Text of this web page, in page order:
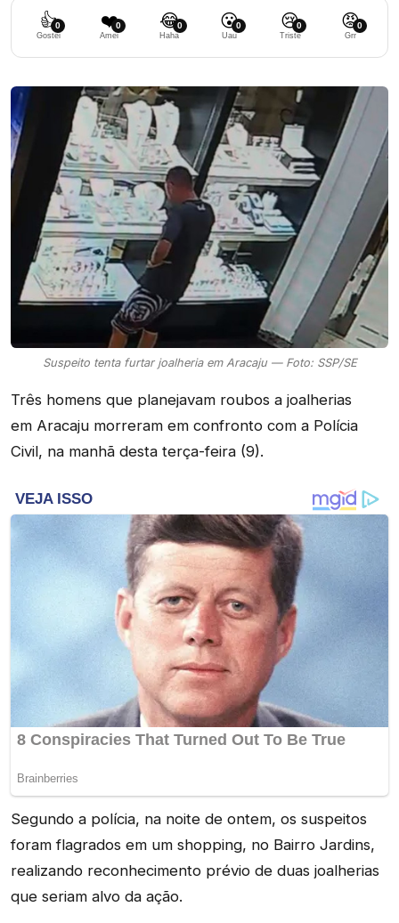
👍0
Gostei
❤️0
Amei
😂0
Haha
😮0
Uau
😢0
Triste
😡0
Grr
Suspeito tenta furtar joalheria em Aracaju — Foto: SSP/SE
Três homens que planejavam roubos a joalherias
em Aracaju morreram em confronto com a Polícia
Civil, na manhã desta terça-feira (9).
Segundo a polícia, na noite de ontem, os suspeitos
foram flagrados em um shopping, no Bairro Jardins,
realizando reconhecimento prévio de duas joalherias
que seriam alvo da ação.